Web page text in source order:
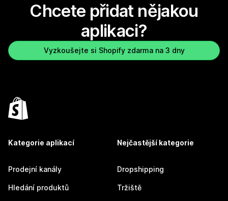
Chcete přidat nějakou
aplikaci?
Vyzkoušejte si Shopify zdarma na 3 dny
Kategorie aplikací
Prodejní kanály
Hledání produktů
Nejčastější kategorie
Dropshipping
Tržiště